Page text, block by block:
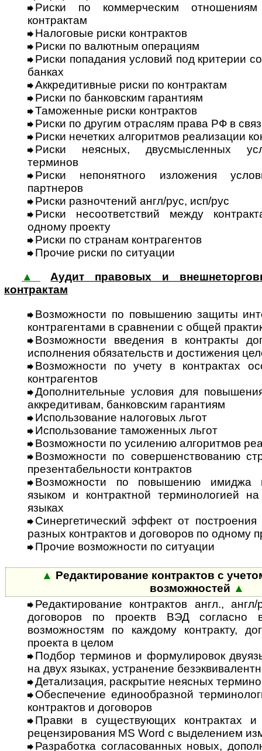
Риски по коммерческим
контрактам
Налоговые риски контрактов
Риски по валютным операциям
Риски попадания условий под кри­терии
банках
Аккредитивные риски по контрактам
Риски по банковским гарантиям
Таможенные риски контрактов
Риски по другим отраслям права РФ в
Риски нечетких алгоритмов реали­за­ции
Риски неясных, двусмысленных
терминов
Риски непонятного изложения
партнеров
Риски разночтений англ/рус, исп/рус
Риски несоответствий между
одному проекту
Риски по странам контрагентов
Прочие риски по ситуации
▲
Аудит правовых и
контрактам
Возможности по повышению защиты
контр­аген­тами в сравнении с общей
Возможности введения в контракты
исполнения обязательств и достижения
Возможности по учету в контрактах
контрагентов
Дополнительные условия для
аккре­дитивам, банковским гарантиям
Использование на­логовых льгот
Использование та­моженных льгот
Возможности по усилению алго­рит­мов
Возможности по совершенствованию
презента­бель­ности контрактов
Возможности по повышению имиджа
языком и контрактной терминологией
языках
Синергетический эффект от пост­ро­е­ния
разных контрактов и до­го­воров по одному
Прочие возможности по ситуации
▲ Редактирование контрактов с
возможностей ▲
Редактирование контрактов англ.,
договоров по проектв ВЭД согласно
возможностям по каждому контракту,
проекта в целом
Подбор терминов и формулировок
на двух языках, устранение
Детализация, раскрытие неясных
Обеспечение единообразной
контрактов и договоров
Правки в существующих контрактах
рецензирования MS Word с выделением
Разработка согласованных новых,